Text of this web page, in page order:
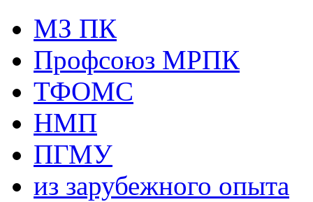
МЗ ПК
Профсоюз МРПК
ТФОМС
НМП
ПГМУ
из зарубежного опыта